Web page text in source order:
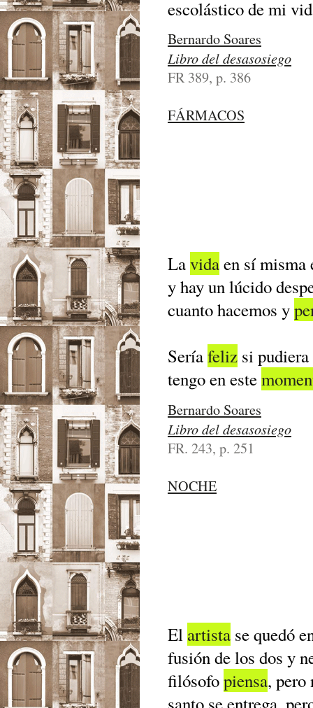
escolástico de mi
Bernardo Soares
Libro del desasosiego
FR 389, p. 386
FÁRMACOS
Lavidaen sí misma
y hay un lúcido
cuanto hacemos y
Seríafeliz si pudiera
tengo en este
Bernardo Soares
Libro del desasosiego
FR. 243, p. 251
NOCHE
El artista se quedó
fusión de los dos y
filósofopiensa,
santo se entrega,